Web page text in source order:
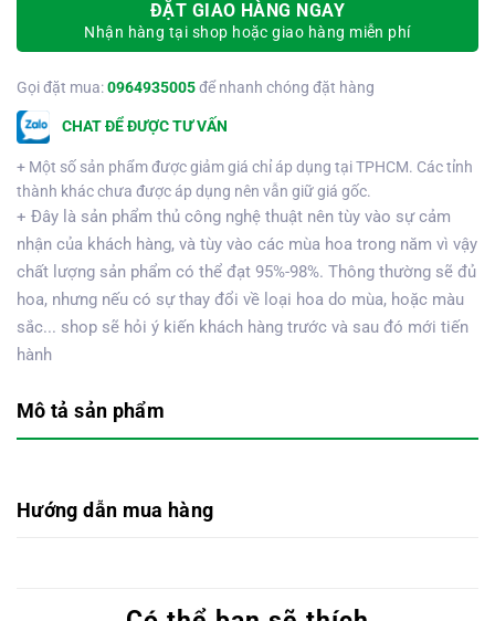
ĐẶT GIAO HÀNG NGAY
Nhận hàng tại shop hoặc giao hàng miễn phí
Gọi đặt mua:0964935005để nhanh chóng đặt hàng
CHAT ĐỂ ĐƯỢC TƯ VẤN
+ Một số sản phẩm được giảm giá chỉ áp dụng tại TPHCM. Các tỉnh
thành khác chưa được áp dụng nên vẫn giữ giá gốc.
+ Đây là sản phẩm thủ công nghệ thuật nên tùy vào sự cảm
nhận của khách hàng, và tùy vào các mùa hoa trong năm vì vậy
chất lượng sản phẩm có thể đạt 95%-98%. Thông thường sẽ đủ
hoa, nhưng nếu có sự thay đổi về loại hoa do mùa, hoặc màu
sắc... shop sẽ hỏi ý kiến khách hàng trước và sau đó mới tiến
hành
Mô tả sản phẩm
Hướng dẫn mua hàng